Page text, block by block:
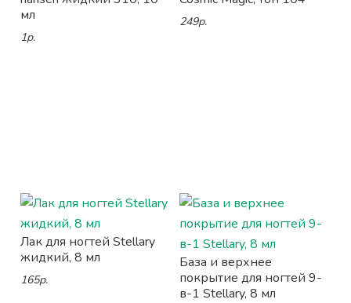
мл
1р.
249р.
Лак для ногтей Stellary
жидкий, 8 мл
165р.
База и верхнее
покрытие для ногтей 9-
в-1 Stellary, 8 мл